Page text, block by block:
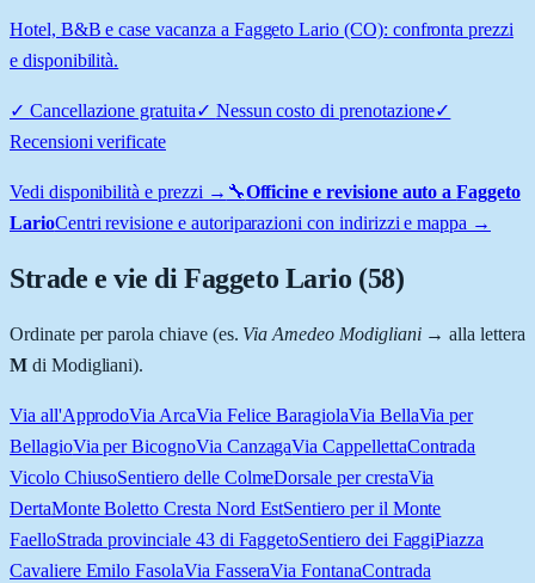
Hotel, B&B e case vacanza a Faggeto Lario (CO): confronta prezzi
e disponibilità.
✓ Cancellazione gratuita✓ Nessun costo di prenotazione✓
Recensioni verificate
Vedi disponibilità e prezzi → 🔧Officine e revisione auto aFaggeto
LarioCentri revisione e autoriparazioni con indirizzi e mappa →
Strade e vie diFaggeto Lario (58)
Ordinate per parola chiave (es. Via Amedeo Modigliani→ alla lettera
Mdi Modigliani).
Via all'ApprodoVia ArcaVia Felice BaragiolaVia BellaVia per
BellagioVia per BicognoVia CanzagaVia CappellettaContrada
Vicolo ChiusoSentiero delle ColmeDorsale per crestaVia
DertaMonte Boletto Cresta Nord EstSentiero per il Monte
FaelloStrada provinciale 43 di FaggetoSentiero dei FaggiPiazza
Cavaliere Emilo FasolaVia FasseraVia FontanaContrada